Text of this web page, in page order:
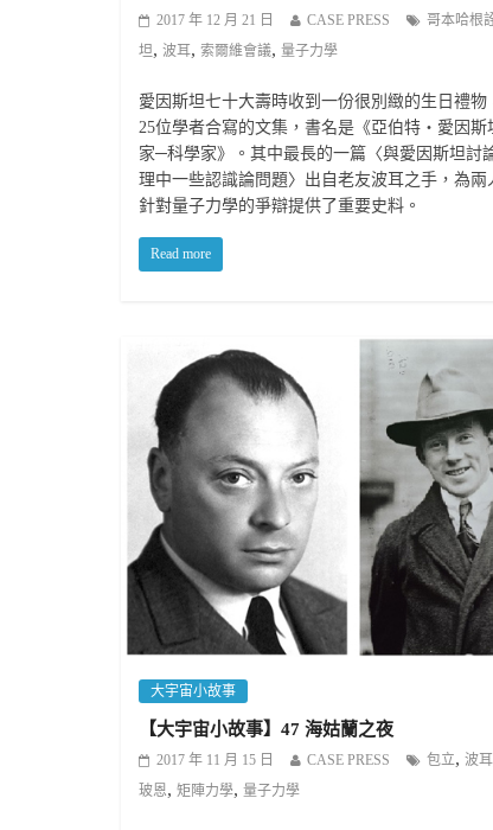
2017 年 12 月 21 日 CASE PRESS 哥本哈根
坦, 波耳, 索爾維會議, 量子力學
愛因斯坦七十大壽時收到一份很別緻的生日禮物
25位學者合寫的文集，書名是《亞伯特‧愛因斯
家─科學家》。其中最長的一篇〈與愛因斯坦討
理中一些認識論問題〉出自老友波耳之手，為兩
針對量子力學的爭辯提供了重要史料。
Read more
大宇宙小故事
【大宇宙小故事】47 海姑蘭之夜
2017 年 11 月 15 日 CASE PRESS 包立, 波耳
玻恩, 矩陣力學, 量子力學